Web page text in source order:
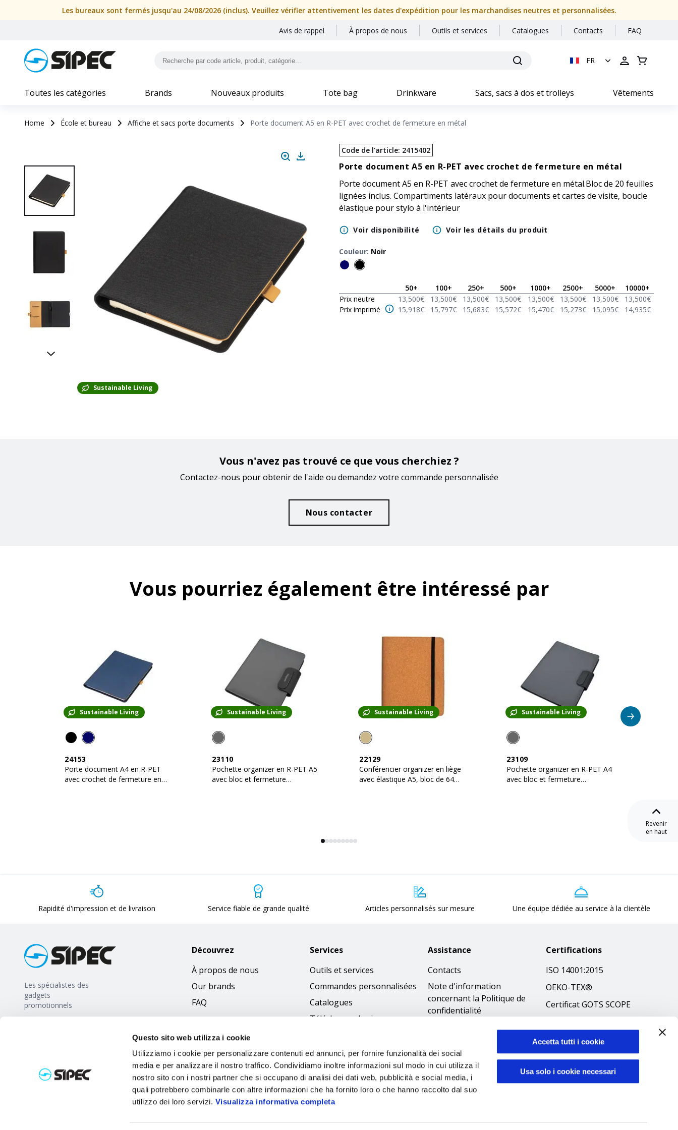
Questo sito web utilizza i cookie
Utilizziamo i cookie per personalizzare contenuti ed annunci, per fornire funzionalità dei social
media e per analizzare il nostro traffico. Condividiamo inoltre informazioni sul modo in cui utilizza il
nostro sito con i nostri partner che si occupano di analisi dei dati web, pubblicità e social media, i
quali potrebbero combinarle con altre informazioni che ha fornito loro o che hanno raccolto dal suo
utilizzo dei loro servizi. Visualizza informativa completa
Accetta tutti i cookie
Usa solo i cookie necessari
Les bureaux sont fermés jusqu'au 24/08/2026 (inclus). Veuillez vérifier attentivement les dates d'expédition pour les marchandises neutres et personnalisées.
Avis de rappel À propos de nous Outils et services Catalogues Contacts FAQ
FR
Toutes les catégories Brands Nouveaux produits Tote bag Drinkware Sacs, sacs à dos et trolleys Vêtements
Home École et bureau Affiche et sacs porte documents Porte document A5 en R-PET avec crochet de fermeture en métal
Sustainable Living
Code de l’article: 2415402
Porte document A5 en R-PET avec crochet de fermeture en métal
Porte document A5 en R-PET avec crochet de fermeture en métal.Bloc de 20 feuilles
lignées inclus. Compartiments latéraux pour documents et cartes de visite, boucle
élastique pour stylo à l'intérieur
Voir disponibilité Voir les détails du produit
Couleur: Noir
50+ 100+ 250+ 500+ 1000+ 2500+ 5000+ 10000+
Prix neutre
13,500€ 13,500€ 13,500€ 13,500€ 13,500€ 13,500€ 13,500€ 13,500€
Prix imprimé
15,918€ 15,797€ 15,683€ 15,572€ 15,470€ 15,273€ 15,095€ 14,935€
Vous n'avez pas trouvé ce que vous cherchiez ?
Contactez-nous pour obtenir de l'aide ou demandez votre commande personnalisée
Nous contacter
Vous pourriez également être intéressé par
Sustainable Living
24153
Porte document A4 en R-PET
avec crochet de fermeture en
Sustainable Living
23110
Pochette organizer en R-PET A5
avec bloc et fermeture
Sustainable Living
22129
Conférencier organizer en liège
avec élastique A5, bloc de 64
Sustainable Living
23109
Pochette organizer en R-PET A4
avec bloc et fermeture
Revenir
en haut
Rapidité d'impression et de livraison Service fiable de grande qualité Articles personnalisés sur mesure Une équipe dédiée au service à la clientèle
Les spécialistes des
gadgets
promotionnels
Découvrez
À propos de nous
Our brands
FAQ
Services
Outils et services
Commandes personnalisées
Catalogues
Télécharger les images
Assistance
Contacts
Note d'information
concernant la Politique de
confidentialité
cookies
Accessibilità
Code éthique
Certifications
ISO 14001:2015
OEKO-TEX®
Certificat GOTS SCOPE
Politique
environnementale
Sécurité des produits